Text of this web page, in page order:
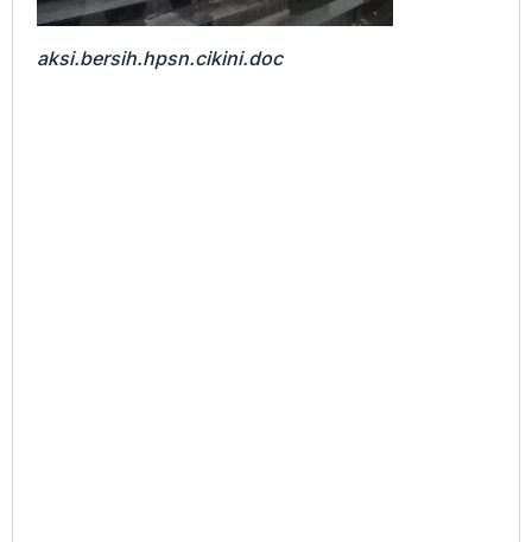
aksi.bersih.hpsn.cikini.doc